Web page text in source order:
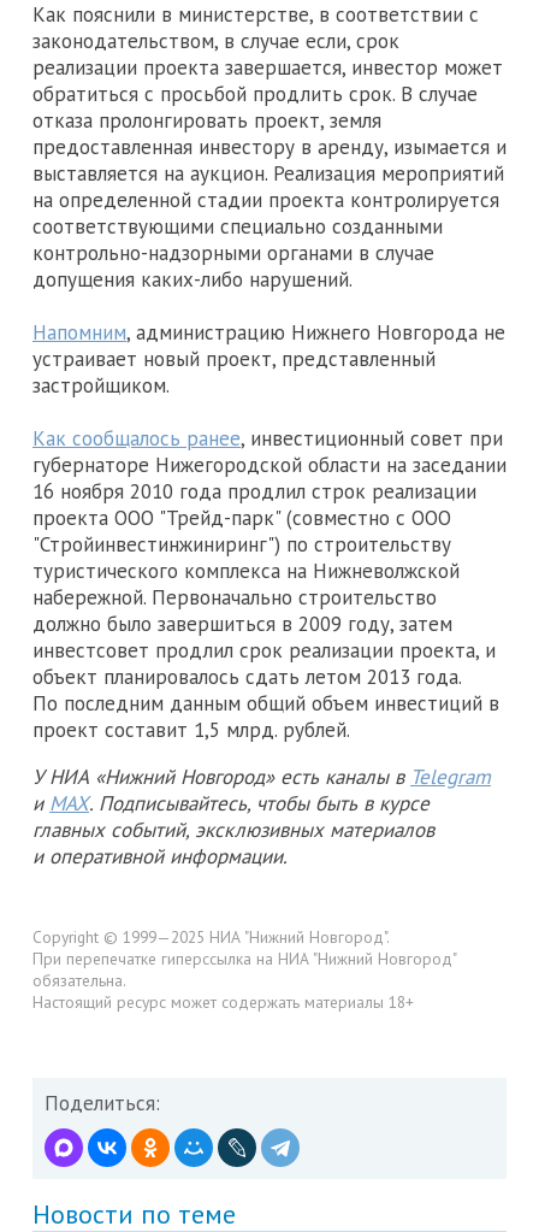
Как пояснили в министерстве, в соответствии с
законодательством, в случае если, срок
реализации проекта завершается, инвестор может
обратиться с просьбой продлить срок. В случае
отказа пролонгировать проект, земля
предоставленная инвестору в аренду, изымается и
выставляется на аукцион. Реализация мероприятий
на определенной стадии проекта контролируется
соответствующими специально созданными
контрольно-надзорными органами в случае
допущения каких-либо нарушений.
Напомним, администрацию Нижнего Новгорода не
устраивает новый проект, представленный
застройщиком.
Как сообщалось ранее, инвестиционный совет при
губернаторе Нижегородской области на заседании
16 ноября 2010 года продлил строк реализации
проекта ООО "Трейд-парк" (совместно с ООО
"Стройинвестинжиниринг") по строительству
туристического комплекса на Нижневолжской
набережной. Первоначально строительство
должно было завершиться в 2009 году, затем
инвестсовет продлил срок реализации проекта, и
объект планировалось сдать летом 2013 года.
По последним данным общий объем инвестиций в
проект составит 1,5 млрд. рублей.
У НИА «Нижний Новгород» есть каналы в Telegram
и MAX. Подписывайтесь, чтобы быть в курсе
главных событий, эксклюзивных материалов
и оперативной информации.
Copyright © 1999—2025 НИА "Нижний Новгород".
При перепечатке гиперссылка на НИА "Нижний Новгород"
обязательна.
Настоящий ресурс может содержать материалы 18+
Поделиться:
Новости по теме